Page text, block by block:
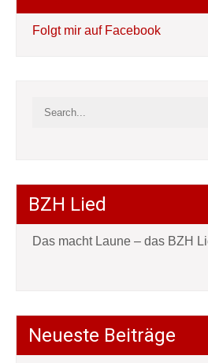
Folgt mir auf Facebook
BZH Lied
Das macht Laune – das BZH
Neueste Beiträge